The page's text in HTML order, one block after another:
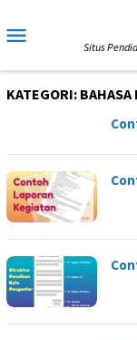
ke
Mobile
Situs
KATEGORI: BAHASA